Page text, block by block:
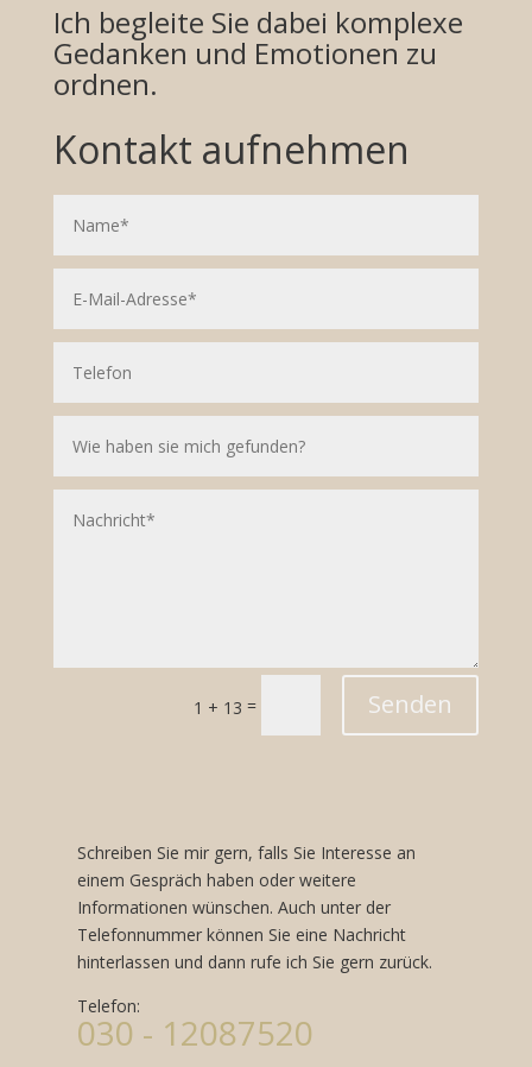
Ich begleite Sie dabei komplexe
Gedanken und Emotionen zu
ordnen.
Kontakt aufnehmen
1 + 13 = Senden
Schreiben Sie mir gern, falls Sie Interesse an
einem Gespräch haben oder weitere
Informationen wünschen. Auch unter der
Telefonnummer können Sie eine Nachricht
hinterlassen und dann rufe ich Sie gern zurück.
Telefon:
030 - 12087520